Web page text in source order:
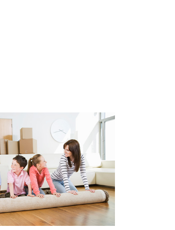
van de koper.
per jaar